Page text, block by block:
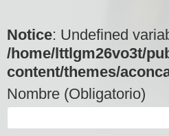
Notice: Undefined
/home/lttlgm26vo3t/
content/themes/
Nombre (Obligatorio)